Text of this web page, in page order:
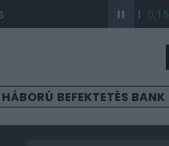
362,28 0,15%
HÁBORÚ BEFEKTETÉS BANK